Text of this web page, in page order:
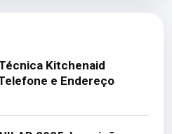
Kitchenaid
e Endereço